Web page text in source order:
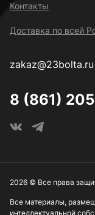
Контакты
Доставка по всей
zakaz@23bolta.ru
8 (861)
Все материалы,
интеллектуальной
2026 © Все права